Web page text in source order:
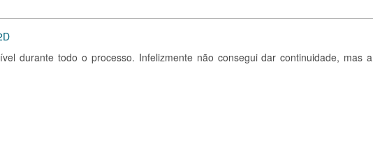
durante todo o processo. Infelizmente não consegui dar continuidade, mas a